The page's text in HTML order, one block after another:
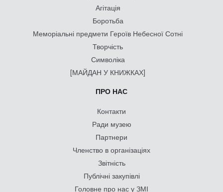
Агітація
Боротьба
Меморіальні предмети Героїв Небесної Сотні
Творчість
Символіка
[МАЙДАН У КНИЖКАХ]
ПРО НАС
Контакти
Ради музею
Партнери
Членство в організаціях
Звітність
Публічні закупівлі
Головне про нас у ЗМІ